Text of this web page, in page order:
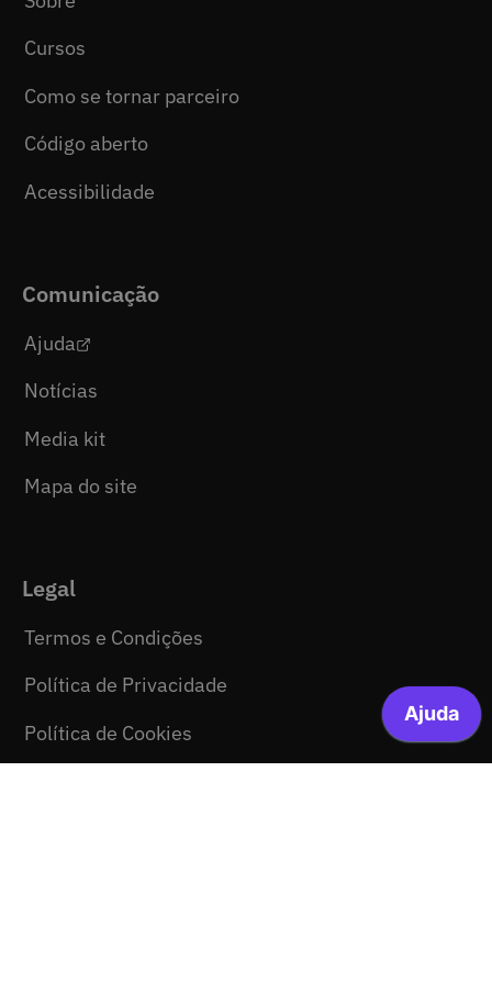
Cursos
Como se tornar parceiro
Código aberto
Acessibilidade
Comunicação
Ajuda
Notícias
Media kit
Mapa do site
Legal
Termos e Condições
Política de Privacidade
Política de Cookies